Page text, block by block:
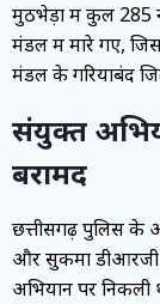
मुठभेड़ों में कुल 285
मंडल में मारे गए,
मंडल के गरियाबंद
संयुक्त
बरामद
छत्तीसगढ़ पुलिस के
और सुकमा डीआरजी
अभियान पर निकली